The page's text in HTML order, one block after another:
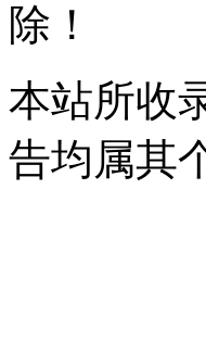
除！
本站所收
告均属其